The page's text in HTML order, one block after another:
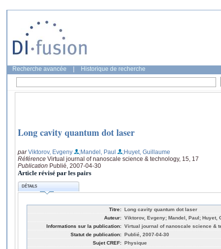
Recherche avancée Historique de recherche
Long cavity quantum dot laser
parViktorov, Evgeny ;Mandel, Paul
;Huyet, Guillaume
Référence Virtual journal of nanoscale science & technology, 15, 17
Publication Publié, 2007-04-30
Article révisé par les pairs
DÉTAILS
Titre: Long cavity quantum dot laser
Auteur: Viktorov, Evgeny; Mandel, Paul; Huyet,
Informations sur la publication: Virtual journal of nanoscale science &
Statut de publication: Publié, 2007-04-30
Sujet CREF: Physique